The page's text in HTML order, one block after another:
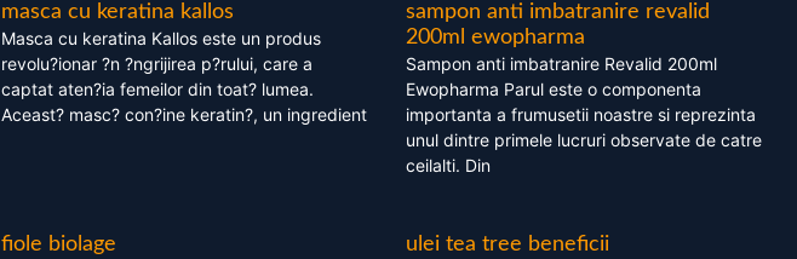
masca cu keratina kallos
Masca cu keratina Kallos este un produs
revolu?ionar ?n ?ngrijirea p?rului, care a
captat aten?ia femeilor din toat? lumea.
Aceast? masc? con?ine keratin?, un ingredient
sampon anti imbatranire revalid
200ml ewopharma
Sampon anti imbatranire Revalid 200ml
Ewopharma Parul este o componenta
importanta a frumusetii noastre si reprezinta
unul dintre primele lucruri observate de catre
ceilalti. Din
fiole biolage ulei tea tree beneficii